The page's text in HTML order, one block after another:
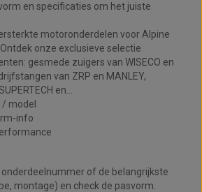
en specificaties om het juiste
motoronderdelen voor Alpine
onze exclusieve selectie
gesmede zuigers van WISECO en
van ZRP en MANLEY,
en...
model
info
of de belangrijkste
montage) en check de pasvorm.